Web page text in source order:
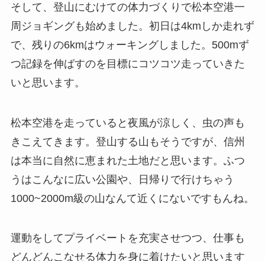
そして、登山にむけての体力づくりで松本空港一
周ジョギングも始めました。初日は4kmしか走れず
で、残りの6kmはウォーキングしました。500mず
つ記録を伸ばすのを目標にコツコツ走っていきた
いと思います。
松本空港を走っていると夜風が涼しく、虫の声も
きこえてきます。登山する山もそうですが、信州
は本当に自然に恵まれた土地だと思います。ふつ
うはこんなに広い公園や、日帰りで行けちゃう
1000~2000m級の山なんて近くにないですもんね。
運動をしてプライベートを充実させつつ、仕事も
どんどんこなせる体力を身に着けたいと思います